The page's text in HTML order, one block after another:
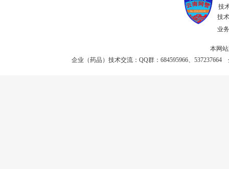
技
技
业
本网
企业（药品）技术交流：QQ群：684595966、537237664